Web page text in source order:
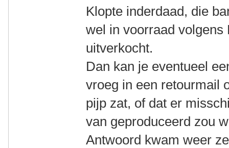
Klopte inderdaad, die
wel in voorraad
uitverkocht.
Dan kan je eventueel
vroeg in een retourmail
pijp zat, of dat er
van geproduceerd zou
Antwoord kwam weer